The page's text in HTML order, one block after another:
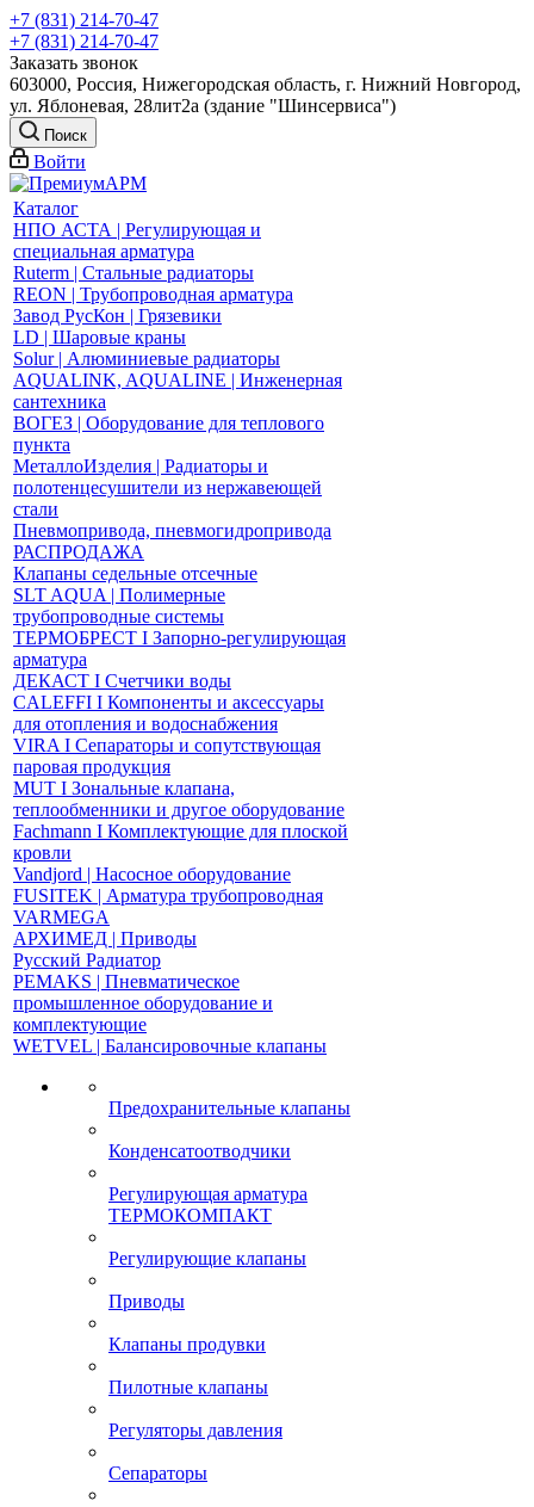
+7 (831) 214-70-47
+7 (831) 214-70-47
Заказать звонок
603000, Россия, Нижегородская область, г. Нижний Новгород,
ул. Яблоневая, 28лит2а (здание "Шинсервиса")
Поиск
Войти
Каталог
НПО АСТА | Регулирующая и
специальная арматура
Ruterm | Стальные радиаторы
REON | Трубопроводная арматура
Завод РусКон | Грязевики
LD | Шаровые краны
Solur | Алюминиевые радиаторы
AQUALINK, AQUALINE | Инженерная
сантехника
ВОГЕЗ | Оборудование для теплового
пункта
МеталлоИзделия | Радиаторы и
полотенцесушители из нержавеющей
стали
Пневмопривода, пневмогидропривода
РАСПРОДАЖА
Клапаны седельные отсечные
SLT AQUA | Полимерные
трубопроводные системы
ТЕРМОБРЕСТ І Запорно-регулирующая
арматура
ДЕКАСТ І Счетчики воды
CALEFFI І Компоненты и аксессуары
для отопления и водоснабжения
VIRA І Сепараторы и сопутствующая
паровая продукция
MUT І Зональные клапана,
теплообменники и другое оборудование
Fachmann І Комплектующие для плоской
кровли
Vandjord | Насосное оборудование
FUSITEK | Арматура трубопроводная
VARMEGA
АРХИМЕД | Приводы
Русский Радиатор
PEMAKS | Пневматическое
промышленное оборудование и
комплектующие
WETVEL | Балансировочные клапаны
Предохранительные клапаны
Конденсатоотводчики
Регулирующая арматура
ТЕРМОКОМПАКТ
Регулирующие клапаны
Приводы
Клапаны продувки
Пилотные клапаны
Регуляторы давления
Сепараторы